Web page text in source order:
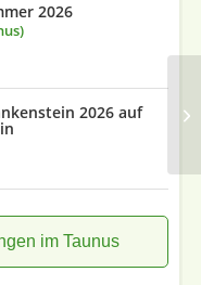
2026
2026 auf
im Taunus